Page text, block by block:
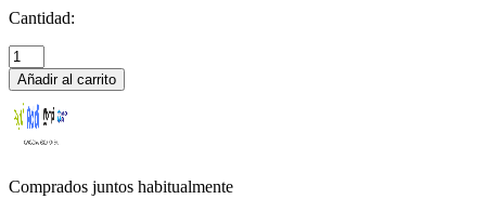
Cantidad:
Añadir al carrito
Comprados juntos habitualmente